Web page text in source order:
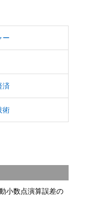
ー
済
術
小数点演算誤差の